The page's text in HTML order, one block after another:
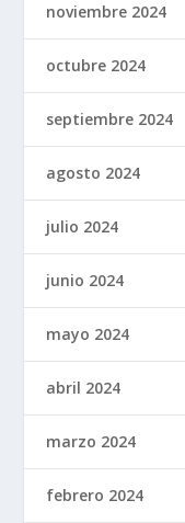
noviembre 2024
octubre 2024
septiembre 2024
agosto 2024
julio 2024
junio 2024
mayo 2024
abril 2024
marzo 2024
febrero 2024